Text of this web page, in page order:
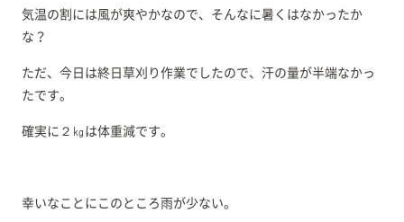
気温の割には風が爽やかなので、そんなに暑くはなかったか
な？
ただ、今日は終日草刈り作業でしたので、汗の量が半端なかっ
たです。
確実に２㎏は体重減です。
幸いなことにこのところ雨が少ない。